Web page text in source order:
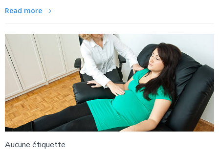
Read more
Aucune étiquette